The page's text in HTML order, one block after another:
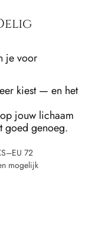
je voor
kiest — en het
jouw lichaam
goed genoeg.
72
mogelijk